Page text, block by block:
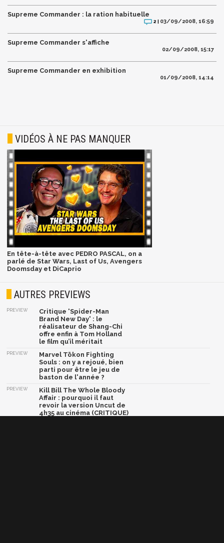
Supreme Commander : la ration habituelle
2 | 03/09/2008, 16:59
Supreme Commander s'affiche
02/09/2008, 15:17
Supreme Commander en exhibition
01/09/2008, 14:14
VIDÉOS À NE PAS MANQUER
En tête-à-tête avec PEDRO PASCAL, on a
parlé de Star Wars, Last of Us, Avengers
Doomsday et DiCaprio
AUTRES PREVIEWS
PREVIEW
Critique 'Spider-Man
Brand New Day' : le
réalisateur de Shang-Chi
offre enfin à Tom Holland
le film qu’il méritait
PREVIEW
Marvel Tōkon Fighting
Souls : on y a rejoué, bien
parti pour être le jeu de
baston de l'année ?
PREVIEW
Kill Bill The Whole Bloody
Affair : pourquoi il faut
revoir la version Uncut de
4h35 au cinéma (CRITIQUE)